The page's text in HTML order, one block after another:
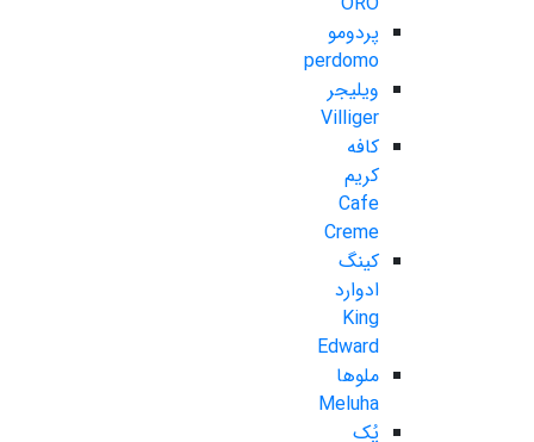
پردومو
perdomo
ویلیجر
Villiger
کافه
کریم
Cafe
Creme
کینگ
ادوارد
King
Edward
ملوها
Meluha
پُک